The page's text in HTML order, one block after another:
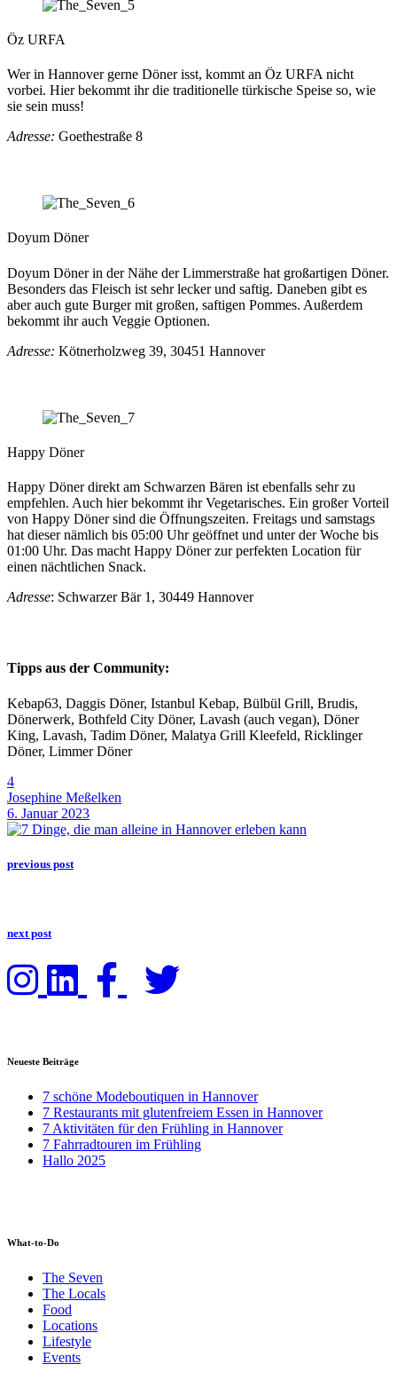
Öz URFA
Wer in Hannover gerne Döner isst, kommt an Öz URFA nicht
vorbei. Hier bekommt ihr die traditionelle türkische Speise so, wie
sie sein muss!
Adresse: Goethestraße 8
Doyum Döner
Doyum Döner in der Nähe der Limmerstraße hat großartigen Döner.
Besonders das Fleisch ist sehr lecker und saftig. Daneben gibt es
aber auch gute Burger mit großen, saftigen Pommes. Außerdem
bekommt ihr auch Veggie Optionen.
Adresse: Kötnerholzweg 39, 30451 Hannover
Happy Döner
Happy Döner direkt am Schwarzen Bären ist ebenfalls sehr zu
empfehlen. Auch hier bekommt ihr Vegetarisches. Ein großer Vorteil
von Happy Döner sind die Öffnungszeiten. Freitags und samstags
hat dieser nämlich bis 05:00 Uhr geöffnet und unter der Woche bis
01:00 Uhr. Das macht Happy Döner zur perfekten Location für
einen nächtlichen Snack.
Adresse: Schwarzer Bär 1, 30449 Hannover
Tipps aus der Community:
Kebap63, Daggis Döner, Istanbul Kebap, Bülbül Grill, Brudis,
Dönerwerk, Bothfeld City Döner, Lavash (auch vegan), Döner
King, Lavash, Tadim Döner, Malatya Grill Kleefeld, Ricklinger
Döner, Limmer Döner
4
Josephine Meßelken
6. Januar 2023
previous post
next post
Neueste Beiträge
7 schöne Modeboutiquen in Hannover
7 Restaurants mit glutenfreiem Essen in Hannover
7 Aktivitäten für den Frühling in Hannover
7 Fahrradtouren im Frühling
Hallo 2025
What-to-Do
The Seven
The Locals
Food
Locations
Lifestyle
Events